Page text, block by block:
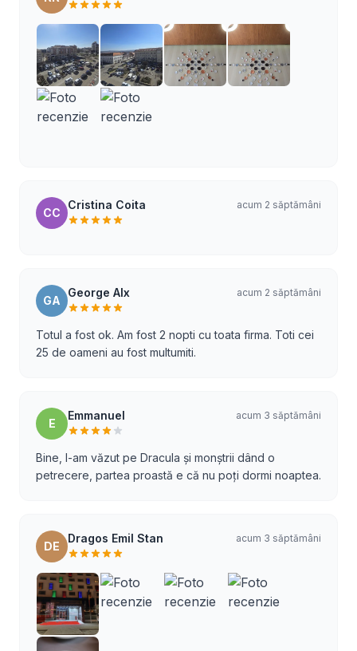
CC
Cristina Coita acum 2 săptămâni
GA
George Alx acum 2 săptămâni
Totul a fost ok. Am fost 2 nopti cu toata firma. Toti cei
25 de oameni au fost multumiti.
E
Emmanuel acum 3 săptămâni
Bine, l-am văzut pe Dracula și monștrii dând o
petrecere, partea proastă e că nu poți dormi noaptea.
DE
Dragos Emil Stan acum 3 săptămâni